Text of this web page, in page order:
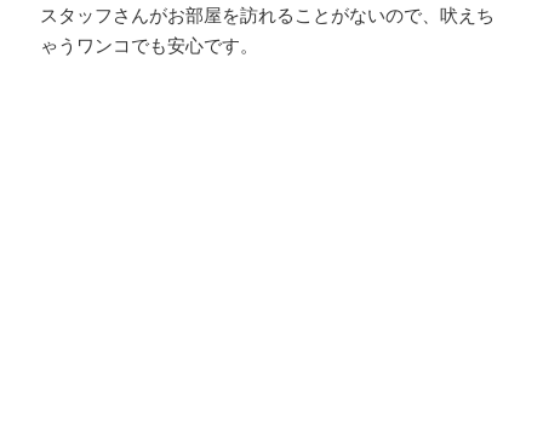
スタッフさんがお部屋を訪れることがないので、吠えち
ゃうワンコでも安心です。